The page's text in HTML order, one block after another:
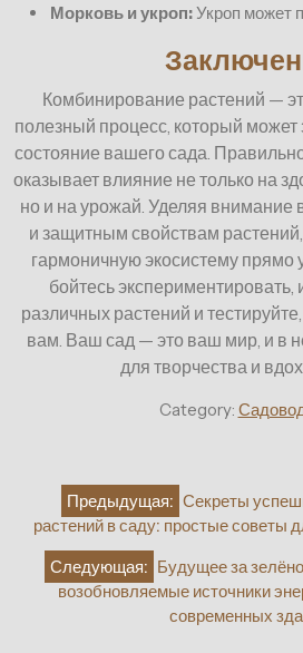
Морковь и укроп:Укроп может
Комбинирование растений —
полезный процесс, который может
состояние вашего сада.
оказывает влияние не только на
но и на урожай. Уделяя внимание
и защитным свойствам
гармоничную экосистему прямо
бойтесь экспериментировать,
различных растений и
вам. Ваш сад — это ваш мир, и в
для творчества и
Category:
Навигация
по
записям
Предыдущая: Секреты
растений в саду: простые советы
Следующая: Будущее за
возобновляемые источники
современных